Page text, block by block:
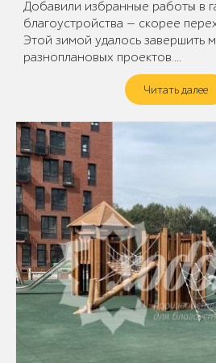
Добавили избранные работы в
благоустройства — скорее
Этой зимой удалось завершить
разноплановых проектов.…
Читать далее